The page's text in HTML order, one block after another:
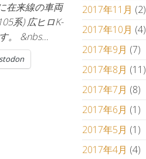
在来線の車両
系) 広ヒロK-
。 &nbs…
2017年11月 (2)
2017年10月 (4)
2017年9月 (7)
2017年8月 (11)
2017年7月 (8)
2017年6月 (1)
2017年5月 (1)
2017年4月 (4)